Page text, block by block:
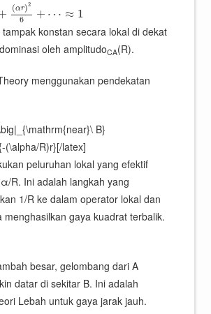
(αr)2
6 + ⋯ ≈ 1
konstan secara lokal di dekat
oleh amplitudoCA(R).
menggunakan pendekatan
B}
(\alpha/R)r}[/latex]
peluruhan lokal yang efektif
R. Ini adalah langkah yang
1/R ke dalam operator lokal dan
menghasilkan gaya kuadrat terbalik.
besar, gelombang dari A
datar di sekitar B. Ini adalah
Lebah untuk gaya jarak jauh.